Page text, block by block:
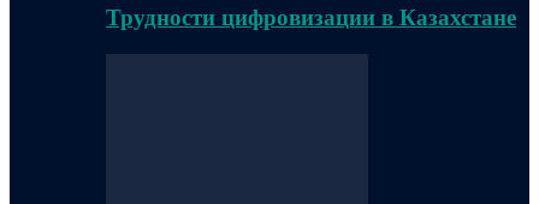
Трудности цифровизации в Казахстане